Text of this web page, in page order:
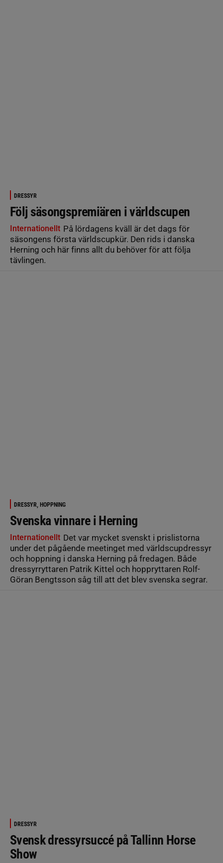
DRESSYR
Följ säsongspremiären i världscupen
Internationellt På lördagens kväll är det dags för
säsongens första världscupkür. Den rids i danska
Herning och här finns allt du behöver för att följa
tävlingen.
DRESSYR, HOPPNING
Svenska vinnare i Herning
Internationellt Det var mycket svenskt i prislistorna
under det pågående meetinget med världscupdressyr
och hoppning i danska Herning på fredagen. Både
dressyrryttaren Patrik Kittel och hoppryttaren Rolf-
Göran Bengtsson såg till att det blev svenska segrar.
DRESSYR
Svensk dressyrsuccé på Tallinn Horse
Show